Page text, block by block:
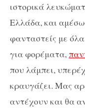
ιστορικά
Ελλάδα, και
φανταστείς με
για φορέματα,
που λάμπει,
κραυγάζει. Μας
αντέχουν και θα